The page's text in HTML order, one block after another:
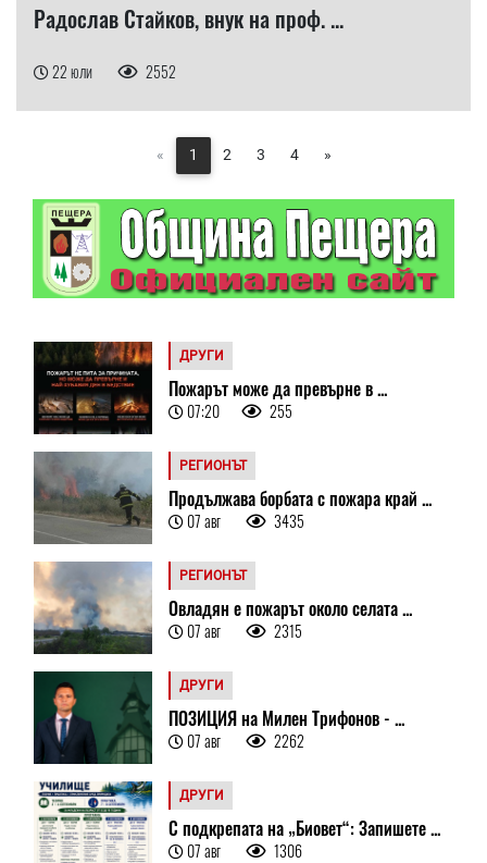
Радослав Стайков, внук на проф. ...
22 юли 2552
« 1 2 3 4 »
ДРУГИ
Пожарът може да превърне в ...
07:20 255
РЕГИОНЪТ
Продължава борбата с пожара край ...
07 авг 3435
РЕГИОНЪТ
Овладян е пожарът около селата ...
07 авг 2315
ДРУГИ
ПОЗИЦИЯ на Милен Трифонов - ...
07 авг 2262
ДРУГИ
С подкрепата на „Биовет“: Запишете ...
07 авг 1306